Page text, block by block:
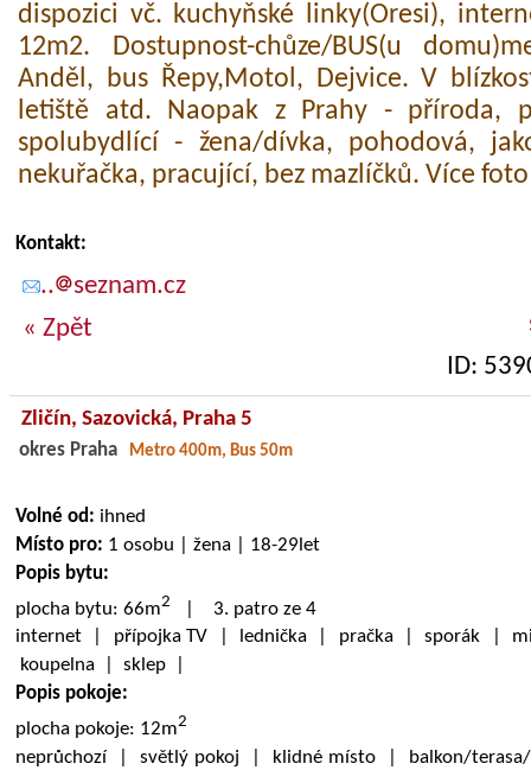
dispozici vč. kuchyňské linky(Oresi),
12m2. Dostupnost-chůze/BUS(u
Anděl, bus Řepy,Motol, Dejvice. V
letiště atd. Naopak z Prahy - příroda,
spolubydlící - žena/dívka, pohodová,
nekuřačka, pracující, bez mazlíčků. Více
Kontakt:
..
seznam.cz
« Zpět
ID:
Zličín, Sazovická, Praha 5
okres Praha Metro 400m, Bus 50m
Volné od: ihned
Místo pro: 1 osobu | žena | 18-29let
Popis bytu:
plocha bytu: 66m2
| 3. patro ze 4
internet | přípojka TV | lednička | pračka | sporák |
koupelna | sklep |
Popis pokoje:
plocha pokoje: 12m2
neprůchozí | světlý pokoj | klidné místo | balkon/